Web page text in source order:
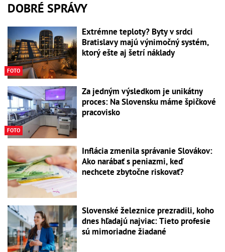
DOBRÉ SPRÁVY
FOTO
Extrémne teploty? Byty v srdci
Bratislavy majú výnimočný systém,
ktorý ešte aj šetrí náklady
FOTO
Za jedným výsledkom je unikátny
proces: Na Slovensku máme špičkové
pracovisko
Inflácia zmenila správanie Slovákov:
Ako narábať s peniazmi, keď
nechcete zbytočne riskovať?
Slovenské železnice prezradili, koho
dnes hľadajú najviac: Tieto profesie
sú mimoriadne žiadané